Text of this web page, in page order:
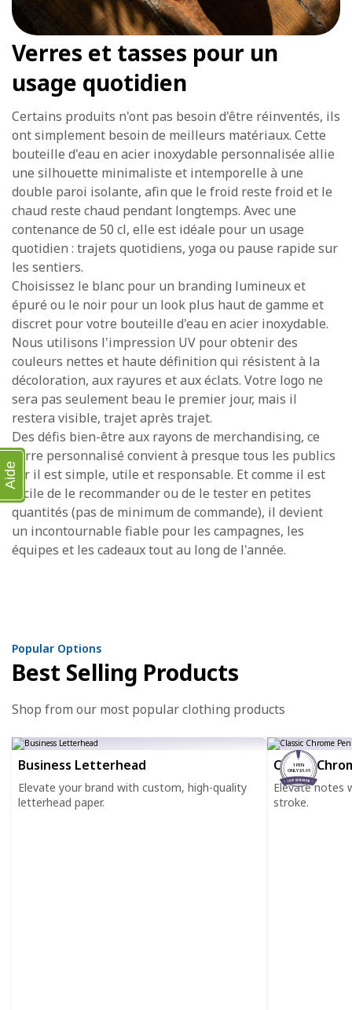
Verres et tasses pour un
usage quotidien
Certains produits n'ont pas besoin d'être réinventés, ils
ont simplement besoin de meilleurs matériaux. Cette
bouteille d'eau en acier inoxydable personnalisée allie
une silhouette minimaliste et intemporelle à une
double paroi isolante, afin que le froid reste froid et le
chaud reste chaud pendant longtemps. Avec une
contenance de 50 cl, elle est idéale pour un usage
quotidien : trajets quotidiens, yoga ou pause rapide sur
les sentiers.
Choisissez le blanc pour un branding lumineux et
épuré ou le noir pour un look plus haut de gamme et
discret pour votre bouteille d'eau en acier inoxydable.
Nous utilisons l'impression UV pour obtenir des
couleurs nettes et haute définition qui résistent à la
décoloration, aux rayures et aux éclats. Votre logo ne
sera pas seulement beau le premier jour, mais il
restera visible, trajet après trajet.
Des défis bien-être aux rayons de merchandising, ce
verre personnalisé convient à presque tous les publics
car il est simple, utile et responsable. Et comme il est
facile de le recommander ou de le tester en petites
quantités (pas de minimum de commande), il devient
un incontournable fiable pour les campagnes, les
équipes et les cadeaux tout au long de l'année.
Popular Options
Best Selling Products
Shop from our most popular clothing products
Business Letterhead
Elevate your brand with custom, high-quality
letterhead paper.
1 PEN
ONLY $5.95
Classic
Elevate notes
stroke.
Aide